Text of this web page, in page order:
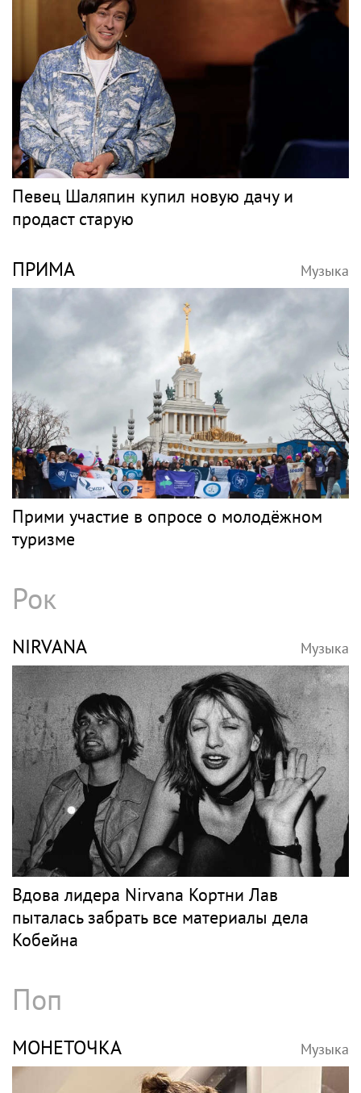
Певец Шаляпин купил новую дачу и
продаст старую
ПРИМА Музыка
Прими участие в опросе о молодёжном
туризме
Рок
NIRVANA Музыка
Вдова лидера Nirvana Кортни Лав
пыталась забрать все материалы дела
Кобейна
Поп
МОНЕТОЧКА Музыка